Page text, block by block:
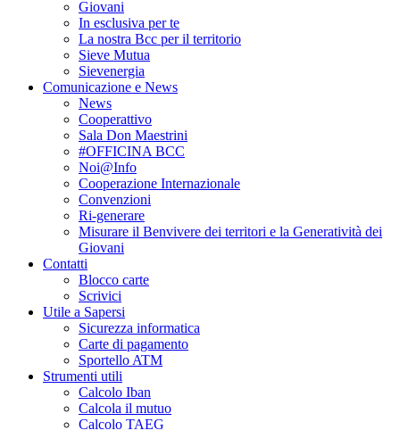
Giovani
In esclusiva per te
La nostra Bcc per il territorio
Sieve Mutua
Sievenergia
Comunicazione e News
News
Cooperattivo
Sala Don Maestrini
#OFFICINA BCC
Noi@Info
Cooperazione Internazionale
Convenzioni
Ri-generare
Misurare il Benvivere dei territori e la Generatività dei
Giovani
Contatti
Blocco carte
Scrivici
Utile a Sapersi
Sicurezza informatica
Carte di pagamento
Sportello ATM
Strumenti utili
Calcolo Iban
Calcola il mutuo
Calcolo TAEG